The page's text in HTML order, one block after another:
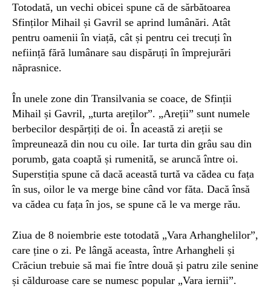
Totodată, un vechi obicei spune că de sărbătoarea
Sfinților Mihail și Gavril se aprind lumânări. Atât
pentru oamenii în viață, cât și pentru cei trecuți în
neființă fără lumânare sau dispăruți în împrejurări
năprasnice.
În unele zone din Transilvania se coace, de Sfinții
Mihail și Gavril, „turta areților”. „Areții” sunt numele
berbecilor despărțiți de oi. În această zi areții se
împreunează din nou cu oile. Iar turta din grâu sau din
porumb, gata coaptă și rumenită, se aruncă între oi.
Superstiția spune că dacă această turtă va cădea cu fața
în sus, oilor le va merge bine când vor făta. Dacă însă
va cădea cu fața în jos, se spune că le va merge rău.
Ziua de 8 noiembrie este totodată „Vara Arhanghelilor”,
care ține o zi. Pe lângă aceasta, între Arhangheli și
Crăciun trebuie să mai fie între două și patru zile senine
și călduroase care se numesc popular „Vara iernii”.